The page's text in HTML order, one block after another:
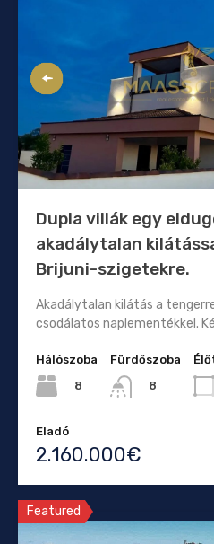
Dupla villák egy
akadálytalan
Brijuni-szigetekre.
Akadálytalan kilátás a
csodálatos naplementékkel.
Hálószoba
8
Fürdőszoba
8
Eladó
2.160.000€
Featured